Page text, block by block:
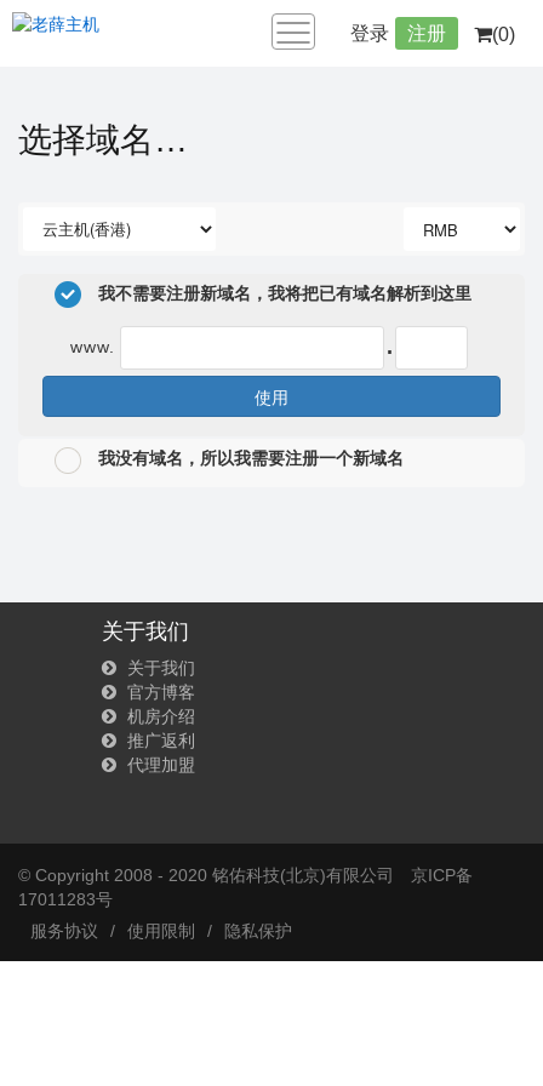
登录 注册 (0)
选择域名…
我不需要注册新域名，我将把已有域名解析到这里
www. .
使用
我没有域名，所以我需要注册一个新域名
关于我们
关于我们
官方博客
机房介绍
推广返利
代理加盟
© Copyright 2008 - 2020 铭佑科技(北京)有限公司
京ICP备
17011283号
服务协议
/ 使用限制 / 隐私保护